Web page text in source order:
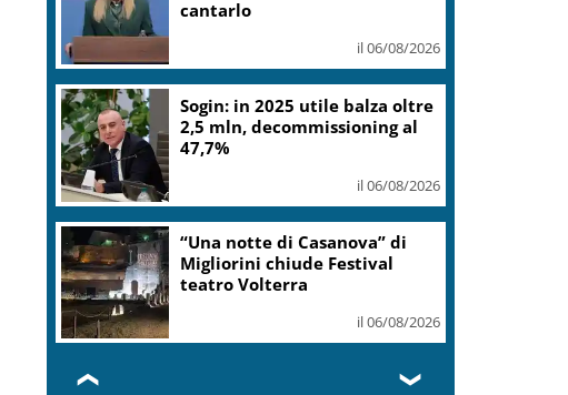
cantarlo
il 06/08/2026
Sogin: in 2025 utile balza oltre
2,5 mln, decommissioning al
47,7%
il 06/08/2026
“Una notte di Casanova” di
Migliorini chiude Festival
teatro Volterra
il 06/08/2026
❮ ❯